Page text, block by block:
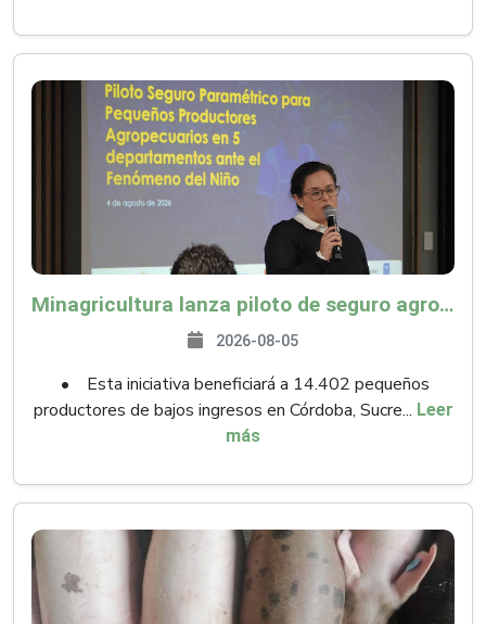
Minagricultura lanza piloto de seguro agropecuario por $9.625 millones para proteger a más de 14.000 pequeños productores contra riesgos del Fenómeno de El Niño
2026-08-05
• Esta iniciativa beneficiará a 14.402 pequeños
productores de bajos ingresos en Córdoba, Sucre... Leer
más